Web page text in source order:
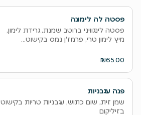
פסטה לה לימונה
פסטה לינגוויני ברוטב שמנת, גרידת לימון,
מיץ לימון טרי, פרמז'ן נמס בקישוט...
₪65.00
פנה עגבניות
שמן זית, שום כתוש, עגבניות טריות בקישוט
בזיליקום